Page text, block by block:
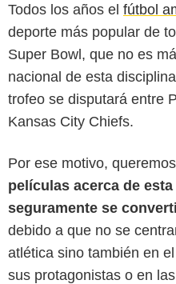
Todos los años el fútbol
deporte más popular de
Super Bowl, que no es
nacional de esta
trofeo se disputará entre
Kansas City Chiefs.
Por ese motivo, queremos
películas acerca de
seguramente se
debido a que no se
atlética sino también en
sus protagonistas o en